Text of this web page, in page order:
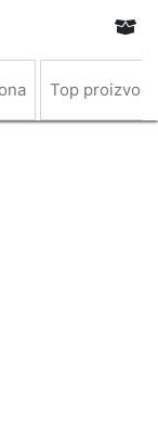
Top proizvodi